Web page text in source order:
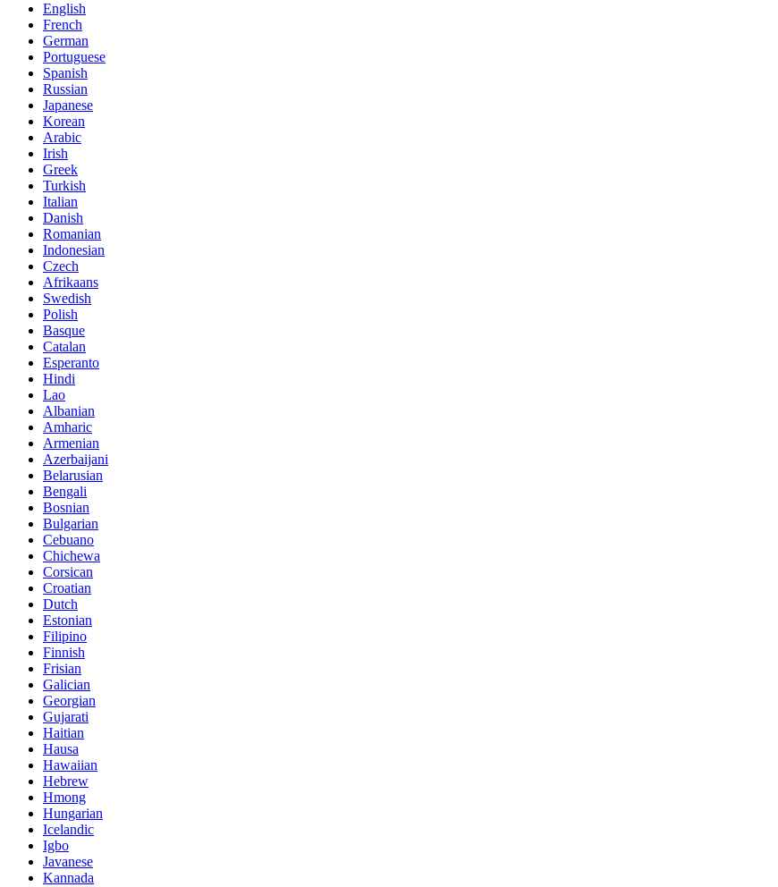
English
French
German
Portuguese
Spanish
Russian
Japanese
Korean
Arabic
Irish
Greek
Turkish
Italian
Danish
Romanian
Indonesian
Czech
Afrikaans
Swedish
Polish
Basque
Catalan
Esperanto
Hindi
Lao
Albanian
Amharic
Armenian
Azerbaijani
Belarusian
Bengali
Bosnian
Bulgarian
Cebuano
Chichewa
Corsican
Croatian
Dutch
Estonian
Filipino
Finnish
Frisian
Galician
Georgian
Gujarati
Haitian
Hausa
Hawaiian
Hebrew
Hmong
Hungarian
Icelandic
Igbo
Javanese
Kannada